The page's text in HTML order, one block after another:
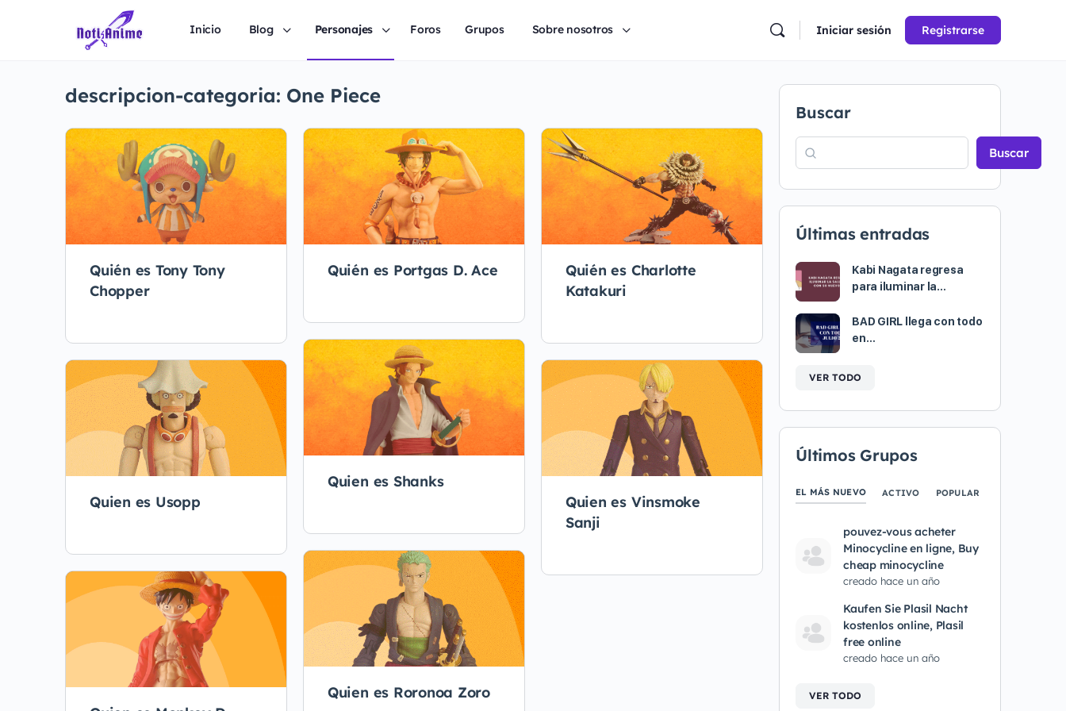
Inicio Blog Personajes Foros Grupos Sobre nosotros Iniciar sesión Registrarse
descripcion-categoria: One Piece
Quién es Tony Tony
Chopper
Quién es Portgas D. Ace
Quién es Charlotte
Katakuri
Quien es Shanks
Quien es Usopp
Quien es Vinsmoke
Sanji
Quien es Roronoa Zoro
Buscar
Buscar
Últimas entradas
Kabi Nagata regresa
para iluminar la…
BAD GIRL llega con todo
en…
VER TODO
Últimos Grupos
EL MÁS NUEVO ACTIVO POPULAR
pouvez-vous acheter
Minocycline en ligne, Buy
cheap minocycline
creado hace un año
Kaufen Sie Plasil Nacht
kostenlos online, Plasil
free online
creado hace un año
VER TODO